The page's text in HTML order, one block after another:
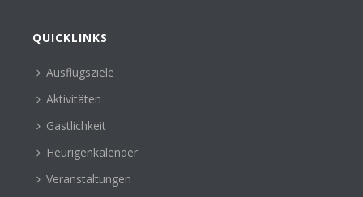
QUICKLINKS
Ausflugsziele
Aktivitäten
Gastlichkeit
Heurigenkalender
Veranstaltungen